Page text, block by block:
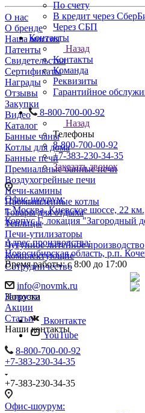
По счету
В кредит через
Через СБП
Контакты
Назад
Контакты
Команда
Реквизиты
Гарантийное
8-800-700-00-92
Назад
Телефоны
8-800-700-00-92
+7-383-230-34-35
Заказать звонок
Офис-шоурум:
г. Москва, Киевское шоссе, 22
Корпус Г, локация "Загородный
Адрес производства:
Новосибирская область, р.п.
Время работы: с 8:00 до 17:00
info@novmk.ru
Загрузка
Вконтакте
YouTube
О нас
О бренде
Наша миссия
Патенты
Свидетельства
Сертификаты
Награды
Отзывы
Закупки
Видео
Каталог
Банные чаны
Котлы для дома
Банные печи
Премиальные банные печи
Воздухогрейные печи
Печи-камины
Промышленные котлы
Товары для отдыха
Теплицы
Печи-утилизаторы
Чугунное литейное производство
Комплектующие
Сотрудничество
Новости
Акции
Статьи
Наши контакты
8-800-700-00-92
+7-383-230-34-35
+7-383-230-34-35
Офис-шоурум: